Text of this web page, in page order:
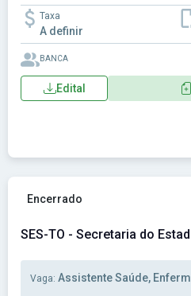
Taxa
A definir
BANCA
Edital
Ver concurso: SES-TO -
Encerrado
SES-TO - Secretaria do
Vaga: Assistente Saúde,